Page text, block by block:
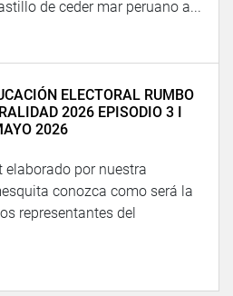
de ceder mar peruano a...
ELECTORAL RUMBO
2026 EPISODIO 3 I
2026
elaborado por nuestra
conozca como será la
representantes del